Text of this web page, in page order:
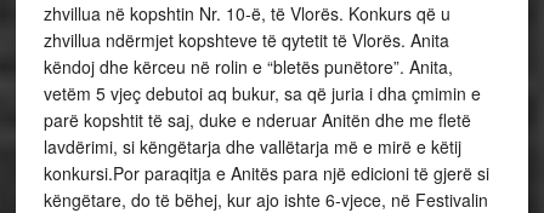
zhvillua në kopshtin Nr. 10-ë, të Vlorës. Konkurs që u
zhvillua ndërmjet kopshteve të qytetit të Vlorës. Anita
këndoj dhe kërceu në rolin e “bletës punëtore”. Anita,
vetëm 5 vjeç debutoi aq bukur, sa që juria i dha çmimin e
parë kopshtit të saj, duke e nderuar Anitën dhe me fletë
lavdërimi, si këngëtarja dhe vallëtarja më e mirë e këtij
konkursi.Por paraqitja e Anitës para një edicioni të gjerë si
këngëtare, do të bëhej, kur ajo ishte 6-vjece, në Festivalin